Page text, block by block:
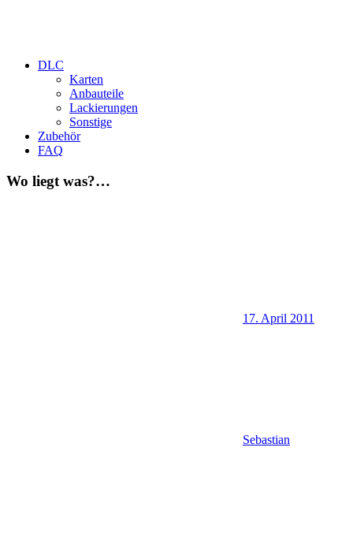
DLC
Karten
Anbauteile
Lackierungen
Sonstige
Zubehör
FAQ
Wo liegt was?…
17. April 2011
Sebastian